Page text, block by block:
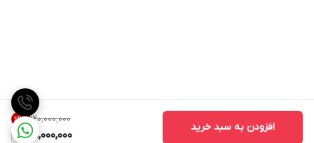
۱۲۰٬۰۰۰٬۰۰۰ 29%
85,000,000
افزودن به سبد خرید